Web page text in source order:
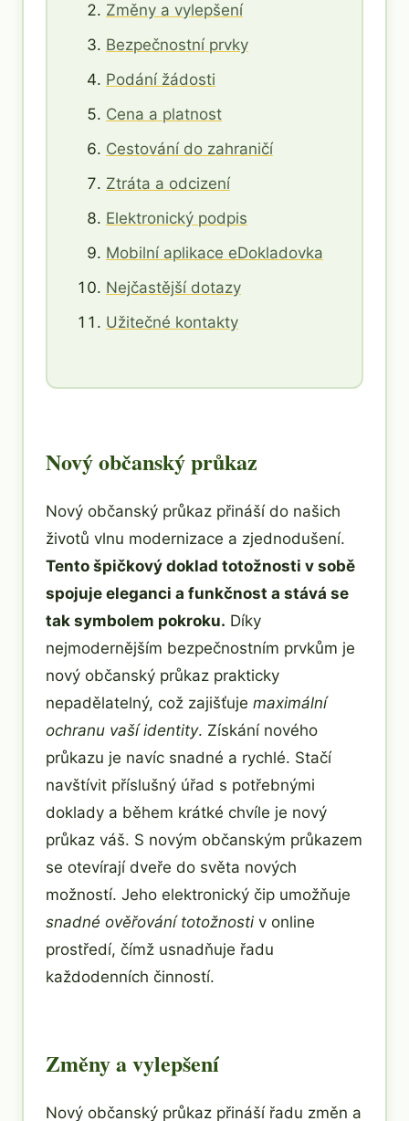
Změny a vylepšení
Bezpečnostní prvky
Podání žádosti
Cena a platnost
Cestování do zahraničí
Ztráta a odcizení
Elektronický podpis
Mobilní aplikace eDokladovka
Nejčastější dotazy
Užitečné kontakty
Nový občanský průkaz
Nový občanský průkaz přináší do našich
životů vlnu modernizace a zjednodušení.
Tento špičkový doklad totožnosti v sobě
spojuje eleganci a funkčnost a stává se
tak symbolem pokroku. Díky
nejmodernějším bezpečnostním prvkům je
nový občanský průkaz prakticky
nepadělatelný, což zajišťuje maximální
ochranu vaší identity. Získání nového
průkazu je navíc snadné a rychlé. Stačí
navštívit příslušný úřad s potřebnými
doklady a během krátké chvíle je nový
průkaz váš. S novým občanským průkazem
se otevírají dveře do světa nových
možností. Jeho elektronický čip umožňuje
snadné ověřování totožnosti v online
prostředí, čímž usnadňuje řadu
každodenních činností.
Změny a vylepšení
Nový občanský průkaz přináší řadu změn a